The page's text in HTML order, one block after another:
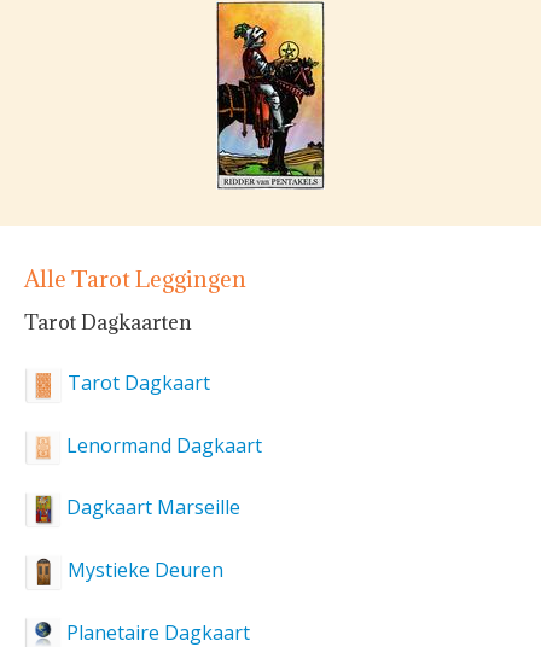
Alle Tarot Leggingen
Tarot Dagkaarten
Tarot Dagkaart
Lenormand Dagkaart
Dagkaart Marseille
Mystieke Deuren
Planetaire Dagkaart